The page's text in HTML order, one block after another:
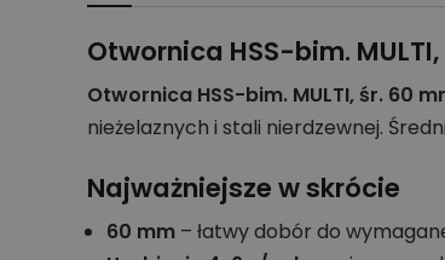
Otwornica HSS-bim.
Otwornica HSS-bim. MULTI, śr. 60
nieżelaznych i stali nierdzewnej.
Najważniejsze w skrócie
60 mm – łatwy dobór do